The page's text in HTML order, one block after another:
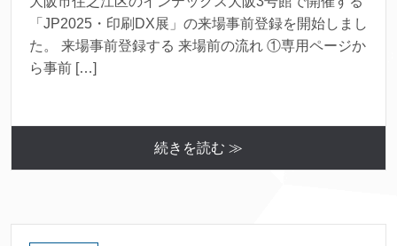
「JP2025・印刷DX展」の来場事前登録を開始しまし
た。 来場事前登録する 来場前の流れ ①専用ページか
ら事前 […]
続きを読む ≫